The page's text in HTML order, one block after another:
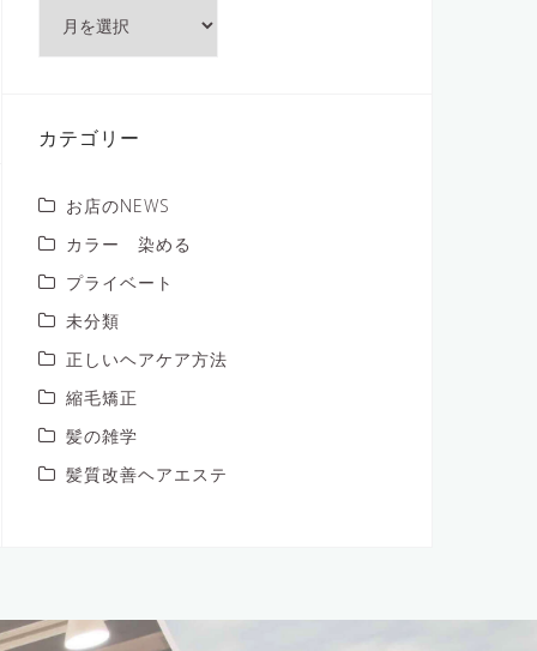
ブ
カテゴリー
お店のNEWS
カラー 染める
プライベート
未分類
正しいヘアケア方法
縮毛矯正
髪の雑学
髪質改善ヘアエステ